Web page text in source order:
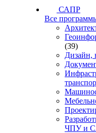
САПР
Все
(39)
Дизайн,
ЧПУ и